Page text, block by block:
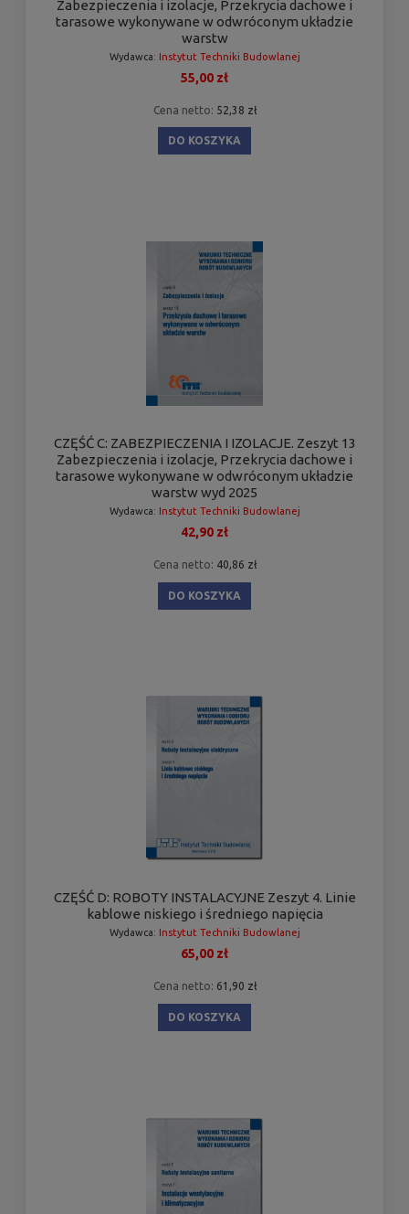
Zabezpieczenia i izolacje, Przekrycia dachowe i
tarasowe wykonywane w odwróconym układzie
warstw
Wydawca: Instytut Techniki Budowlanej
55,00 zł
Cena netto: 52,38 zł
DO KOSZYKA
CZĘŚĆ C: ZABEZPIECZENIA I IZOLACJE. Zeszyt 13
Zabezpieczenia i izolacje, Przekrycia dachowe i
tarasowe wykonywane w odwróconym układzie
warstw wyd 2025
Wydawca: Instytut Techniki Budowlanej
42,90 zł
Cena netto: 40,86 zł
DO KOSZYKA
CZĘŚĆ D: ROBOTY INSTALACYJNE Zeszyt 4. Linie
kablowe niskiego i średniego napięcia
Wydawca: Instytut Techniki Budowlanej
65,00 zł
Cena netto: 61,90 zł
DO KOSZYKA